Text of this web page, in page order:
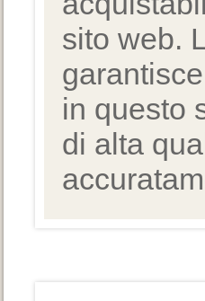
sito web.
in questo
di alta